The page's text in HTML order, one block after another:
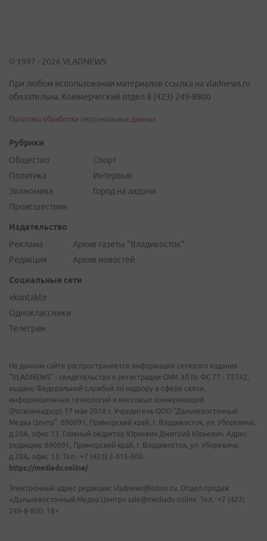
© 1997 - 2026 VLADNEWS
При любом использовании материалов ссылка на vladnews.ru
обязательна. Коммерческий отдел 8 (423) 249-8800
Политика обработки персональных данных
Рубрики
Общество
Политика
Экономика
Происшествия
Спорт
Интервью
Город на ладони
Издательство
Реклама
Редакция
Архив газеты "Владивосток"
Архив новостей
Социальные сети
vkontakte
Одноклассники
Телеграм
На данном сайте распространяется информация сетевого издания
"VLADNEWS" - свидетельство о регистрации СМИ ЭЛ № ФС 77 - 72742,
выдано Федеральной службой по надзору в сфере связи,
информационных технологий и массовых коммуникаций
(Роскомнадзор) 17 мая 2018 г. Учредитель ООО "Дальневосточный
Медиа Центр". 690091, Приморский край, г. Владивосток, ул. Уборевича,
д.20А, офис 13. Главный редактор Юркевич Дмитрий Юрьевич. Адрес
редакции: 690091, Приморский край, г. Владивосток, ул. Уборевича,
д.20А, офис 13. Тел.: +7 (423) 2-415-600.
https://mediadv.online/
Электронный адрес редакции: vladnews@inbox.ru. Отдел продаж
«Дальневосточный Медиа Центр» sale@mediadv.online. Тел.: +7 (423)
249-8-800. 18+